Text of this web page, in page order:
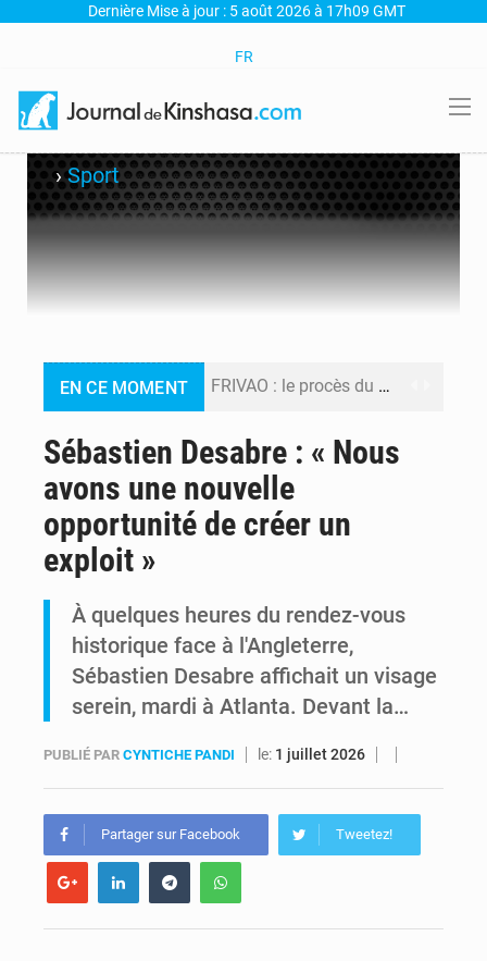
Dernière Mise à jour : 5 août 2026 à 17h09 GMT
FR
›Sport
EN CE MOMENT FRIVAO : le procès du détournement de 325 millions de dollars reporté à la mi-août
Sébastien Desabre : « Nous
avons une nouvelle
opportunité de créer un
exploit »
À quelques heures du rendez-vous
historique face à l'Angleterre,
Sébastien Desabre affichait un visage
serein, mardi à Atlanta. Devant la…
PUBLIÉ PAR CYNTICHE PANDI le: 1 juillet 2026
Partager sur Facebook Tweetez!